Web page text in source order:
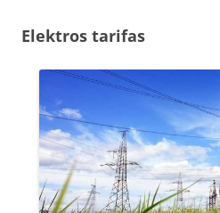
Elektros tarifas